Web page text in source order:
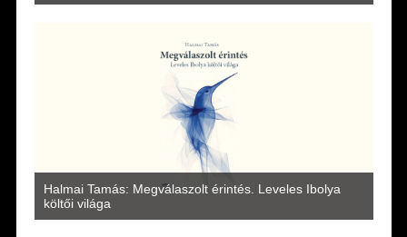
Halmai Tamás: Megválaszolt érintés. Leveles Ibolya
költői világa